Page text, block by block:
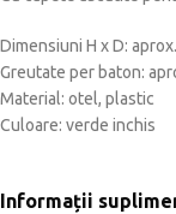
Dimensiuni H x D:
Greutate per baton:
Material: otel, plastic
Culoare: verde inchis
Informații